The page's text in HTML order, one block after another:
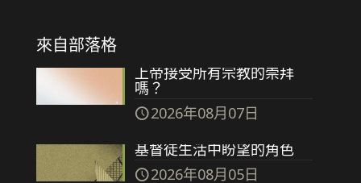
來自部落格
上帝接受所有宗教的崇拜
嗎？
2026年08月07日
基督徒生活中盼望的角色
2026年08月05日